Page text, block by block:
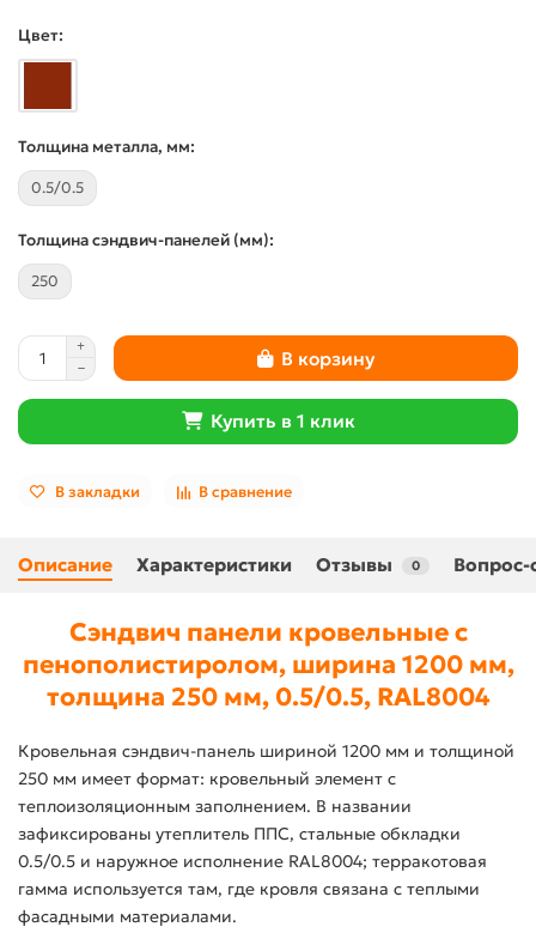
Цвет:
Толщина металла, мм:
0.5/0.5
Толщина сэндвич-панелей (мм):
250
В корзину
Купить в 1 клик
В закладки В сравнение
Описание Характеристики Отзывы 0 Вопрос-
Сэндвич панели кровельные с
пенополистиролом, ширина 1200 мм,
толщина 250 мм, 0.5/0.5, RAL8004
Кровельная сэндвич-панель шириной 1200 мм и толщиной
250 мм имеет формат: кровельный элемент с
теплоизоляционным заполнением. В названии
зафиксированы утеплитель ППС, стальные обкладки
0.5/0.5 и наружное исполнение RAL8004; терракотовая
гамма используется там, где кровля связана с теплыми
фасадными материалами.